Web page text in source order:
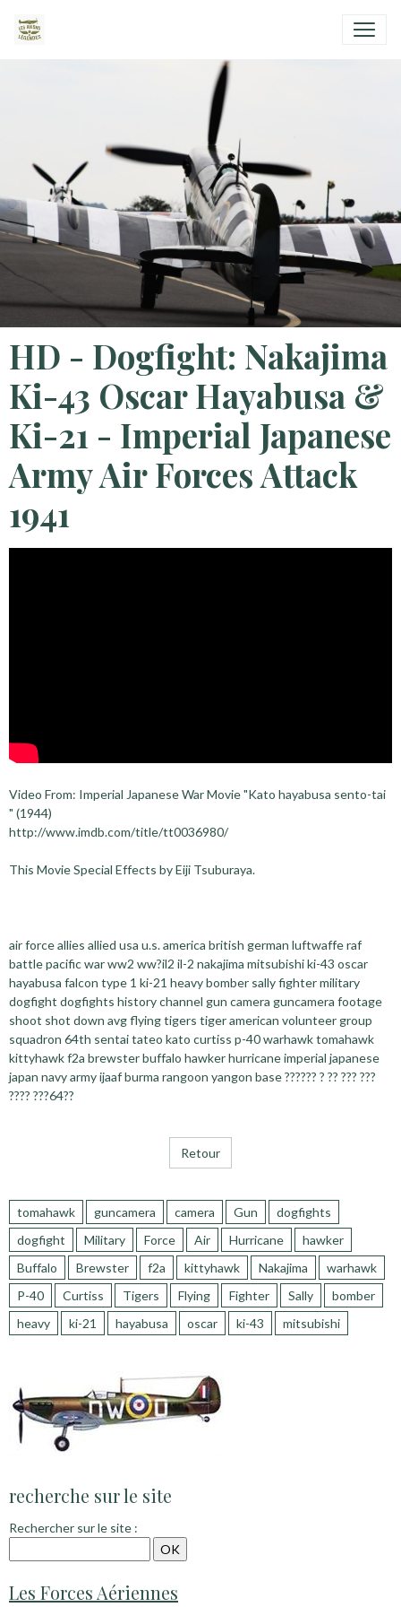
HD - Dogfight: Nakajima
Ki-43 Oscar Hayabusa &
Ki-21 - Imperial Japanese
Army Air Forces Attack
1941
Video From: Imperial Japanese War Movie "Kato hayabusa sento-tai
" (1944)
http://www.imdb.com/title/tt0036980/
This Movie Special Effects by Eiji Tsuburaya.
air force allies allied usa u.s. america british german luftwaffe raf
battle pacific war ww2 ww?il2 il-2 nakajima mitsubishi ki-43 oscar
hayabusa falcon type 1 ki-21 heavy bomber sally fighter military
dogfight dogfights history channel gun camera guncamera footage
shoot shot down avg flying tigers tiger american volunteer group
squadron 64th sentai tateo kato curtiss p-40 warhawk tomahawk
kittyhawk f2a brewster buffalo hawker hurricane imperial japanese
japan navy army ijaaf burma rangoon yangon base ?????? ? ?? ??? ???
???? ???64??
Retour
tomahawk guncamera camera Gun
dogfights
dogfight
Military Force Air Hurricane
hawker
Buffalo
Brewster f2a kittyhawk Nakajima
warhawk
P-40
Curtiss Tigers Flying Fighter Sally
bomber
heavy
ki-21 hayabusa oscar ki-43 mitsubishi
recherche sur le site
Rechercher sur le site :
Les Forces Aériennes